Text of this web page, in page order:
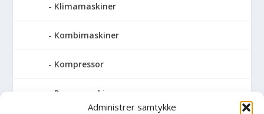
Administrer samtykke
Klimamaskiner
Kombimaskiner
Kompressor
Pressemaskiner